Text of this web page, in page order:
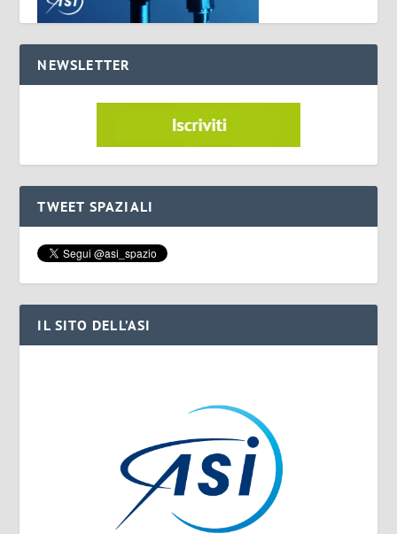
NEWSLETTER
TWEET SPAZIALI
IL SITO DELL’ASI